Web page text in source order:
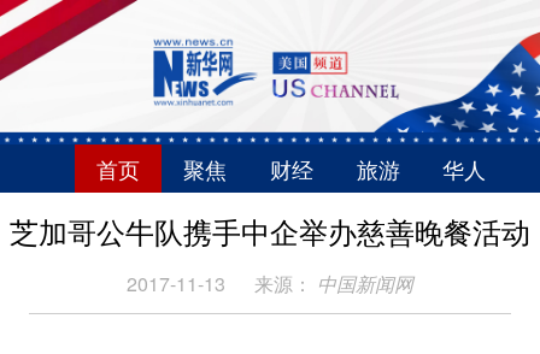
首页 聚焦 财经 旅游 华人
芝加哥公牛队携手中企举办慈善晚餐活动
2017-11-13 来源： 中国新闻网